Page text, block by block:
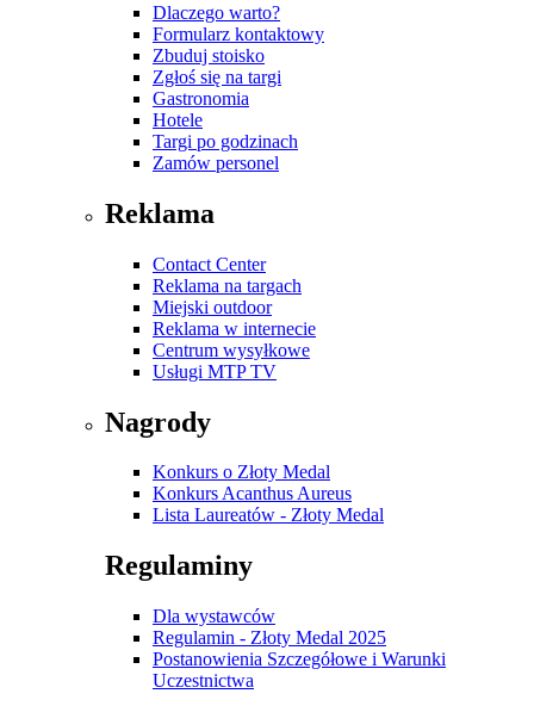
Dlaczego warto?
Formularz kontaktowy
Zbuduj stoisko
Zgłoś się na targi
Gastronomia
Hotele
Targi po godzinach
Zamów personel
Reklama
Contact Center
Reklama na targach
Miejski outdoor
Reklama w internecie
Centrum wysyłkowe
Usługi MTP TV
Nagrody
Konkurs o Złoty Medal
Konkurs Acanthus Aureus
Lista Laureatów - Złoty Medal
Regulaminy
Dla wystawców
Regulamin - Złoty Medal 2025
Postanowienia Szczegółowe i Warunki
Uczestnictwa